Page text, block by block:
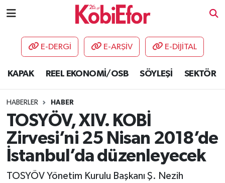
E-DERGİ E-ARŞİV E-DİJİTAL
KAPAK REEL EKONOMİ/OSB SÖYLEŞİ SEKTÖR
HABERLER HABER
TOSYÖV, XIV. KOBİ
Zirvesi’ni 25 Nisan 2018’de
İstanbul’da düzenleyecek
TOSYÖV Yönetim Kurulu Başkanı Ş. Nezih
AKADEMİ
DESTEK-TEŞVİK
ETKİNLİK
GÜNCEL